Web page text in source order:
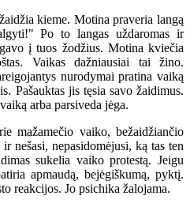
kieme. Motina praveria langą
Po to langas uždaromas ir
į tuos žodžius. Motina kviečia
Vaikas dažniausiai tai žino.
nurodymai pratina vaiką
Pašauktas jis tęsia savo žaidimus.
arba parsiveda jėga.
vaiko, bežaidžiančio
nešasi, nepasidomėjusi, ką tas ten
sukelia vaiko protestą. Jeigu
apmaudą, bejėgiškumą, pyktį.
reakcijos. Jo psichika žalojama.